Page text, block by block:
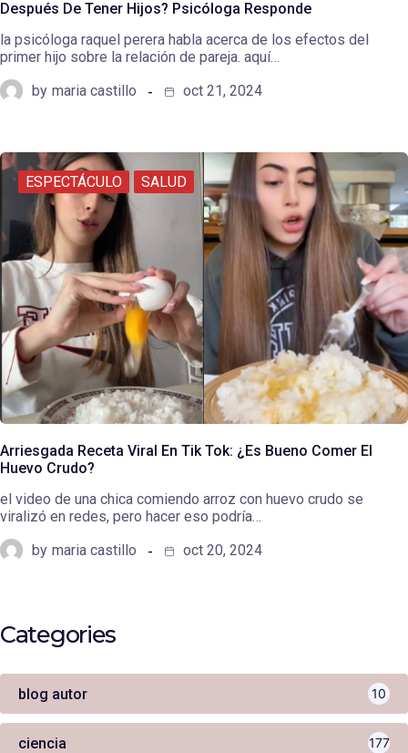
Después De Tener Hijos? Psicóloga Responde
la psicóloga raquel perera habla acerca de los efectos del
primer hijo sobre la relación de pareja. aquí…
by maria castillo oct 21, 2024
ESPECTÁCULO SALUD
Arriesgada Receta Viral En Tik Tok: ¿Es Bueno Comer El
Huevo Crudo?
el video de una chica comiendo arroz con huevo crudo se
viralizó en redes, pero hacer eso podría…
by maria castillo oct 20, 2024
Categories
blog autor 10
ciencia 177